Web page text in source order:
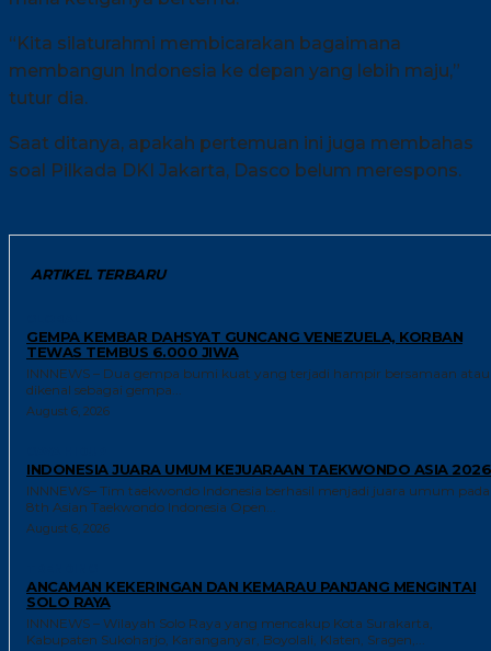
“Kita silaturahmi membicarakan bagaimana
membangun Indonesia ke depan yang lebih maju,”
tutur dia.
Saat ditanya, apakah pertemuan ini juga membahas
soal Pilkada DKI Jakarta, Dasco belum merespons.
ARTIKEL TERBARU
GEMPA KEMBAR DAHSYAT GUNCANG VENEZUELA, KORBAN
TEWAS TEMBUS 6.000 JIWA
INNNEWS – Dua gempa bumi kuat yang terjadi hampir bersamaan atau
dikenal sebagai gempa...
August 6, 2026
INDONESIA JUARA UMUM KEJUARAAN TAEKWONDO ASIA 2026
INNNEWS– Tim taekwondo Indonesia berhasil menjadi juara umum pada
8th Asian Taekwondo Indonesia Open...
August 6, 2026
ANCAMAN KEKERINGAN DAN KEMARAU PANJANG MENGINTAI
SOLO RAYA
INNNEWS – Wilayah Solo Raya yang mencakup Kota Surakarta,
Kabupaten Sukoharjo, Karanganyar, Boyolali, Klaten, Sragen,...